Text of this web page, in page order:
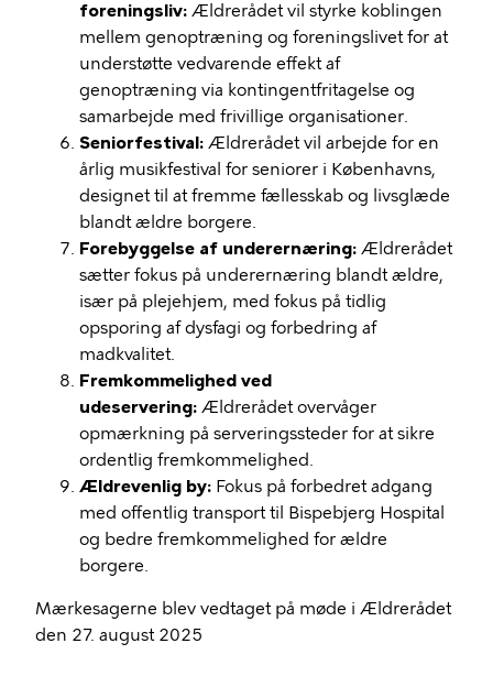
foreningsliv: Ældrerådet vil styrke koblingen
mellem genoptræning og foreningslivet for at
understøtte vedvarende effekt af
genoptræning via kontingentfritagelse og
samarbejde med frivillige organisationer.
Seniorfestival: Ældrerådet vil arbejde for en
årlig musikfestival for seniorer i Københavns,
designet til at fremme fællesskab og livsglæde
blandt ældre borgere.
Forebyggelse af underernæring: Ældrerådet
sætter fokus på underernæring blandt ældre,
især på plejehjem, med fokus på tidlig
opsporing af dysfagi og forbedring af
madkvalitet.
Fremkommelighed ved
udeservering: Ældrerådet overvåger
opmærkning på serveringssteder for at sikre
ordentlig fremkommelighed.
Ældrevenlig by: Fokus på forbedret adgang
med offentlig transport til Bispebjerg Hospital
og bedre fremkommelighed for ældre
borgere.
Mærkesagerne blev vedtaget på møde i Ældrerådet
den 27. august 2025